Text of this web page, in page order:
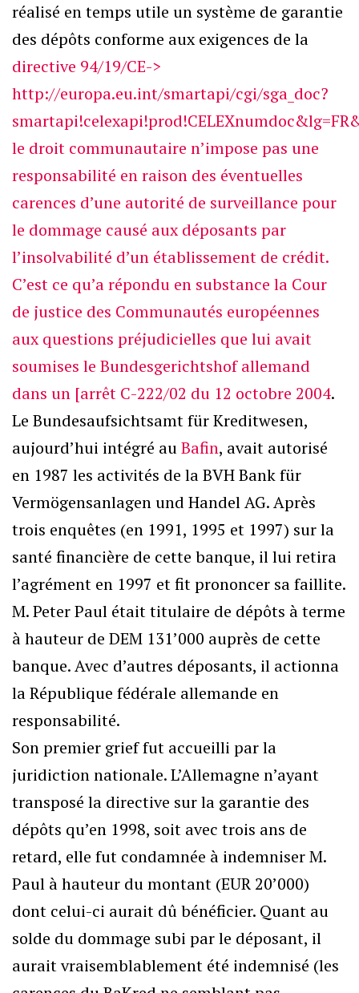
réalisé en temps utile un système de garantie
des dépôts conforme aux exigences de la
directive 94/19/CE->
http://europa.eu.int/smartapi/cgi/sga_doc?
le droit communautaire n’impose pas une
responsabilité en raison des éventuelles
carences d’une autorité de surveillance pour
le dommage causé aux déposants par
l’insolvabilité d’un établissement de crédit.
C’est ce qu’a répondu en substance la Cour
de justice des Communautés européennes
aux questions préjudicielles que lui avait
soumises le Bundesgerichtshof allemand
dans un [arrêt C-222/02 du 12 octobre 2004.
Le Bundesaufsichtsamt für Kreditwesen,
aujourd’hui intégré auBafin, avait autorisé
en 1987 les activités de la BVH Bank für
Vermögensanlagen und Handel AG. Après
trois enquêtes (en 1991, 1995 et 1997) sur la
santé financière de cette banque, il lui retira
l’agrément en 1997 et fit prononcer sa faillite.
M. Peter Paul était titulaire de dépôts à terme
à hauteur de DEM 131’000 auprès de cette
banque. Avec d’autres déposants, il actionna
la République fédérale allemande en
responsabilité.
Son premier grief fut accueilli par la
juridiction nationale. L’Allemagne n’ayant
transposé la directive sur la garantie des
dépôts qu’en 1998, soit avec trois ans de
retard, elle fut condamnée à indemniser M.
Paul à hauteur du montant (EUR 20’000)
dont celui-ci aurait dû bénéficier. Quant au
solde du dommage subi par le déposant, il
aurait vraisemblablement été indemnisé (les